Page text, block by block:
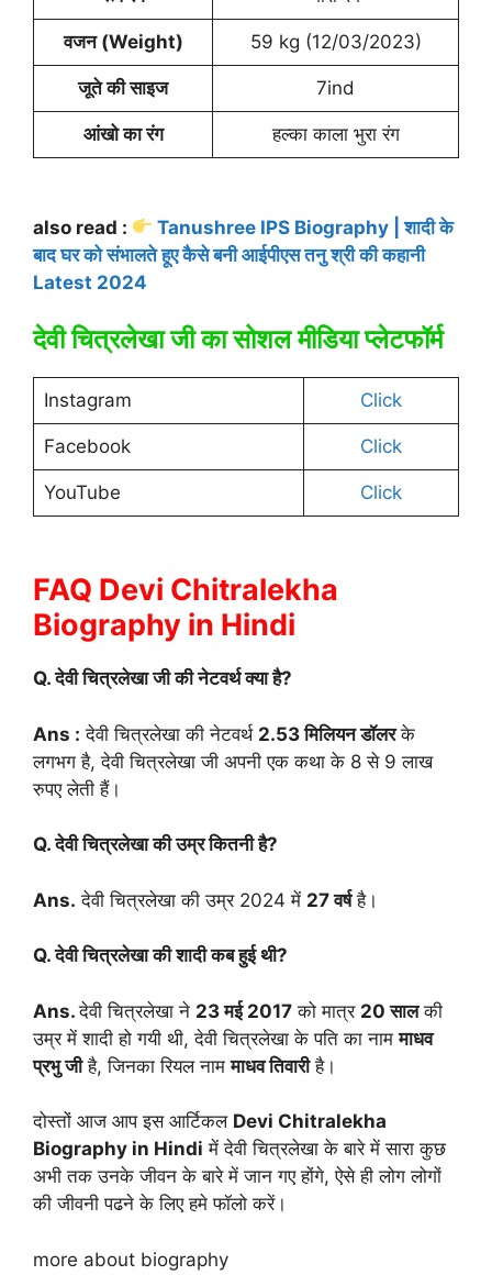
वजन (Weight) 59 kg (12/03/2023)
जूते की साइज 7ind
आंखो का रंग हल्का काला भुरा रंग
also read :
Tanushree IPS Biography | शादी के
बाद घर को संभालते हूए कैसे बनी आईपीएस तनु श्री की कहानी
Latest 2024
देवी चित्रलेखा जी का सोशल मीडिया प्लेटफॉर्म
Instagram Click
Facebook Click
YouTube Click
FAQ Devi Chitralekha
Biography in Hindi
Q. देवी चित्रलेखा जी की नेटवर्थ क्या है?
Ans : देवी चित्रलेखा की नेटवर्थ 2.53 मिलियन डॉलरके
लगभग है, देवी चित्रलेखा जी अपनी एक कथा के 8 से 9 लाख
रुपए लेती हैं।
Q. देवी चित्रलेखा की उम्र कितनी है?
Ans. देवी चित्रलेखा की उम्र 2024 में 27 वर्षहै।
Q. देवी चित्रलेखा की शादी कब हुई थी?
Ans.देवी चित्रलेखा ने 23 मई 2017 को मात्र 20 सालकी
उम्र में शादी हो गयी थी, देवी चित्रलेखा के पति का नाममाधव
प्रभु जीहै, जिनका रियल नाममाधव तिवारीहै।
दोस्तों आज आप इस आर्टिकल Devi Chitralekha
Biography in Hindi में देवी चित्रलेखा के बारे में सारा कुछ
अभी तक उनके जीवन के बारे में जान गए होंगे, ऐसे ही लोग लोगों
की जीवनी पढने के लिए हमे फॉलो करें।
more about biography